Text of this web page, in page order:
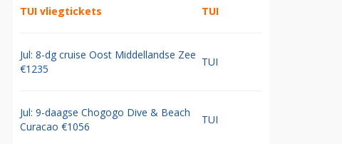
TUI vliegtickets TUI
Jul: 8-dg cruise Oost Middellandse Zee
€1235
TUI
Jul: 9-daagse Chogogo Dive & Beach
Curacao €1056
TUI